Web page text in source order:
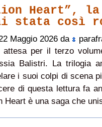
Heart”, la
stata così
Maggio 2026 da
attesa per il terzo
Balistri. La trilogia
i suoi colpi di scena
di questa lettura fa
Heart è una saga che